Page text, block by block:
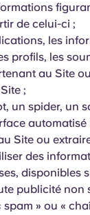
de celui-ci ;
les
profils, les
au Site
;
un spider, un
Site ou
des
disponibles
publicité non
spam » ou «